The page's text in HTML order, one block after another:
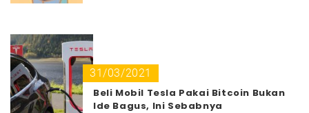
31/03/2021
Beli Mobil Tesla Pakai Bitcoin Bukan
Ide Bagus, Ini Sebabnya